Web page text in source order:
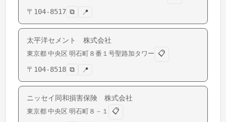
〒 104-8517 ⧉ 📍
太平洋セメント 株式会社
東京都 中央区 明石町 ８番１号聖路加タワー 📋
〒 104-8518 ⧉ 📍
ニッセイ同和損害保険 株式会社
東京都 中央区 明石町 ８－１
📋